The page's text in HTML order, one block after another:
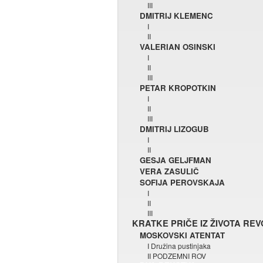
III
DMITRIJ KLEMENC
I
II
VALERIAN OSINSKI
I
II
III
PETAR KROPOTKIN
I
II
III
DMITRIJ LIZOGUB
I
II
GESJA GELJFMAN
VERA ZASULIČ
SOFIJA PEROVSKAJA
I
II
III
KRATKE PRIČE IZ ŽIVOTA
MOSKOVSKI ATENTAT
I Družina pustinjaka
II PODZEMNI ROV